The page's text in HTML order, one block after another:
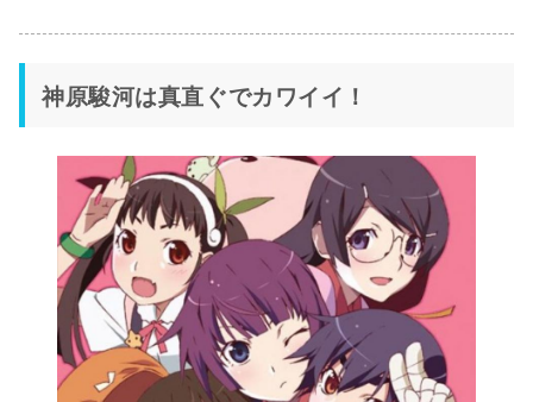
神原駿河は真直ぐでカワイイ！